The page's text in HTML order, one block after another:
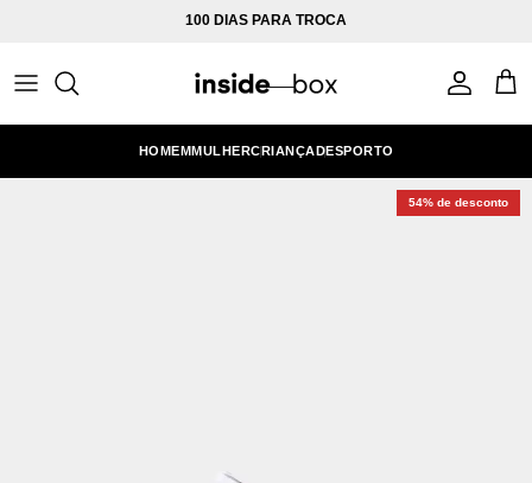
100 DIAS PARA TROCA
Conta
HOMEMMULHERCRIANÇADESPORTO
54% de desconto